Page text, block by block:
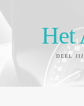
Het
DEEL